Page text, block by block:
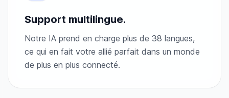
Support multilingue.
Notre IA prend en charge plus de 38 langues,
ce qui en fait votre allié parfait dans un monde
de plus en plus connecté.